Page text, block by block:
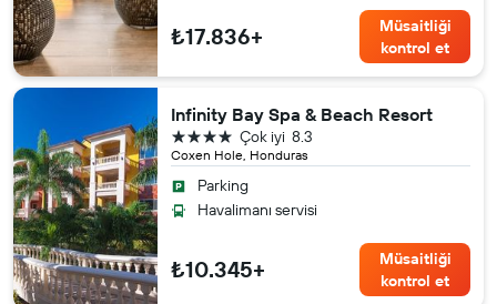
₺17.836+
Müsaitliği
kontrol et
Infinity Bay Spa & Beach Resort
Coxen Hole, Honduras
8.3
Çok iyi
4 yıldız
Parking
Havalimanı servisi
₺10.345+
Müsaitliği
kontrol et